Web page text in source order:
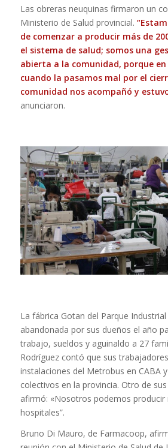
Las obreras neuquinas firmaron un
Ministerio de Salud provincial.
de comenzar a producir más de
el sistema de salud; somos una
abierta a la comunidad, porque
cuando la pasamos mal por el
comunidad nos acompañó y
anunciaron.
La fábrica Gotan del Parque
abandonada por sus dueños el año
trabajo, sueldos y aguinaldo a 27
Rodríguez contó que sus
instalaciones del Metrobus en CABA
colectivos en la provincia. Otro de
afirmó: «Nosotros podemos producir
hospitales”.
Bruno Di Mauro, de Farmacoop,